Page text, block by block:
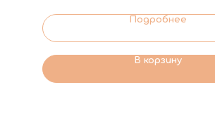
Подробнее
В корзину